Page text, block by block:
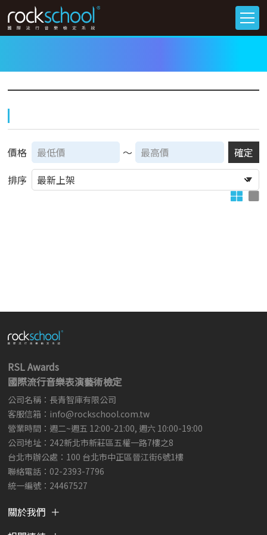
價格 ～
確定
排序
RSL Awards
國際流行音樂表演藝術檢定
公司名稱：長青智庫有限公司
客服信箱： info@rockschool.com.tw ​
營業時間：週二~週五 12:00-21:00, 週六 10:00-19:00
公司地址：242新北市新莊區五權一路7樓之8
台北市辦公處：100 台北市中正區晉江街6號1樓
聯絡電話：02-2393-7796
統一編號：24467527
關於我們